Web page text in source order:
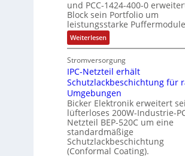
a
s
A
u
s
l
a
n
d
g
e
s
c
V
D
M
A
l
e
k
t
r
i
s
c
e
n
J
a
r
e
s
z
i
e
l
e
t
e
r
b
e
i
S
P
N
e
n
4
,
M
i
l
l
i
o
n
e
o
u
t
A
u
t
o
m
a
t
i
o
n
e
und PCC-1424-400-0
Block sein Portfolio um
leistungsstarke
Weiterlesen:
P
f
f
e
r
m
o
d
u
l
e
m
i
Stromversorgung
IPC-Netzteil erhält
Schutzlackbeschichtung für
Umgebungen
Bicker Elektronik erweitert
lüfterloses 200W-Industrie-
Netzteil BEP-520C um eine
standardmäßige
Schutzlackbeschichtung
(Conformal Coating).